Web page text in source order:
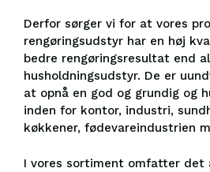
Derfor sørger vi for at vores
rengøringsudstyr har en høj
bedre rengøringsresultat end
husholdningsudstyr. De er
at opnå en god og grundig og
inden for kontor, industri,
køkkener, fødevareindustrien
I vores sortiment omfatter det